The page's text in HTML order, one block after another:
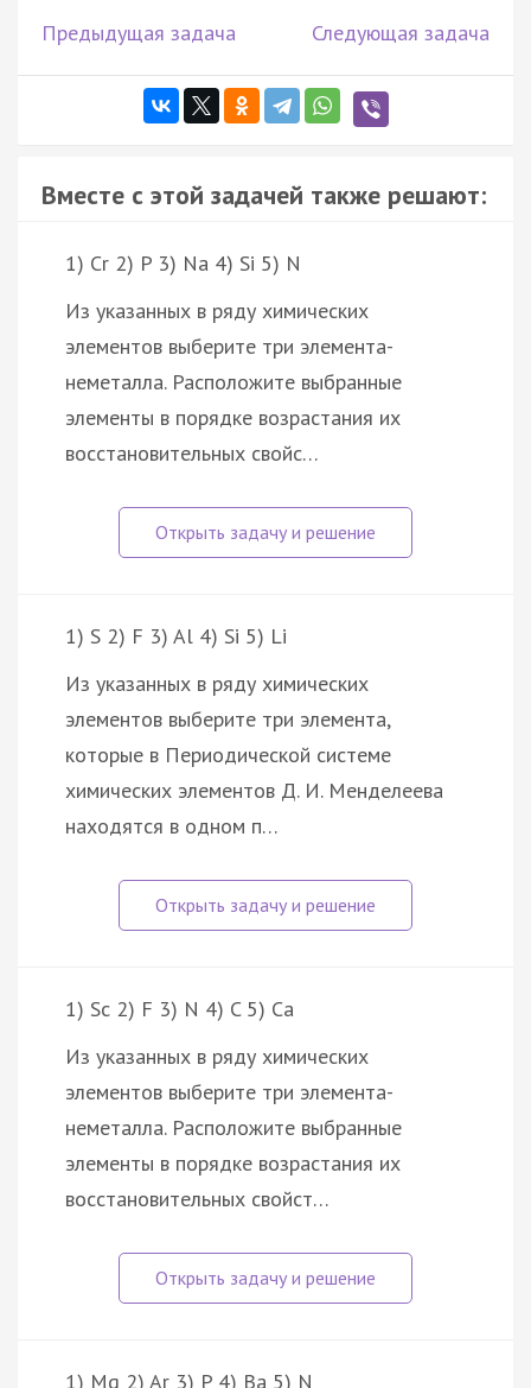
Предыдущая задача Следующая задача
Вместе с этой задачей также решают:
1) Cr 2) P 3) Na 4) Si 5) N
Из указанных в ряду химических
элементов выберите три элемента-
неметалла. Расположите выбранные
элементы в порядке возрастания их
восстановительных свойс…
1) S 2) F 3) Al 4) Si 5) Li
Из указанных в ряду химических
элементов выберите три элемента,
которые в Периодической системе
химических элементов Д. И. Менделеева
находятся в одном п…
1) Sc 2) F 3) N 4) C 5) Ca
Из указанных в ряду химических
элементов выберите три элемента-
неметалла. Расположите выбранные
элементы в порядке возрастания их
восстановительных свойст…
1) Mg 2) Ar 3) P 4) Ba 5) N